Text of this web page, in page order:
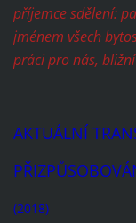
příjemce sdělení:
jménem všech
práci pro nás,
AKTUÁLNÍ
(2018)